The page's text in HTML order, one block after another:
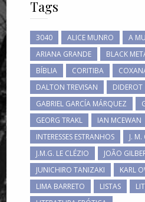
Tags
3040 ALICE MUNRO
A
ARIANA GRANDE
BLACK
BÍBLIA
CORITIBA
DALTON TREVISAN
DIDEROT
GABRIEL GARCÍA MÁRQUEZ
GEORG TRAKL
IAN MCEWAN
INTERESSES ESTRANHOS
J. M.
J.M.G. LE CLÉZIO
JOÃO
JUNICHIRO TANIZAKI
KARL
LIMA BARRETO
LISTAS